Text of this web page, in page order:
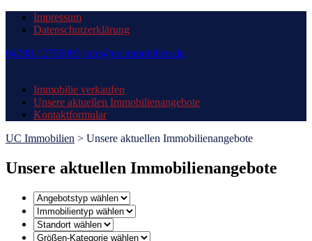
Impressum
Datenschutzerklärung
04298 / 2796093 info@ucimmobilien.de
Immobilie verkaufen
Unsere aktuellen Immobilienangebote
Kontaktformular
UC Immobilien > Unsere aktuellen Immobilienangebote
Unsere aktuellen Immobilienangebote